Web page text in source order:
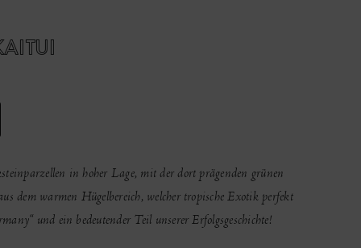
in hoher Lage, mit der dort prägenden grünen
dem warmen Hügelbereich, welcher tropische Exotik perfekt
und ein bedeutender Teil unserer Erfolgsgeschichte!